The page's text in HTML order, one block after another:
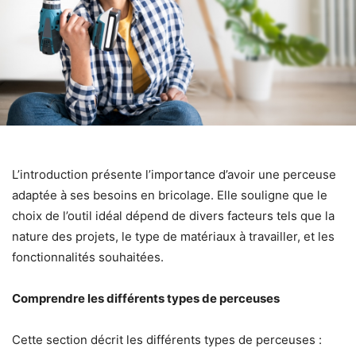
L’introduction présente l’importance d’avoir une perceuse
adaptée à ses besoins en bricolage. Elle souligne que le
choix de l’outil idéal dépend de divers facteurs tels que la
nature des projets, le type de matériaux à travailler, et les
fonctionnalités souhaitées.
Comprendre les différents types de perceuses
Cette section décrit les différents types de perceuses :